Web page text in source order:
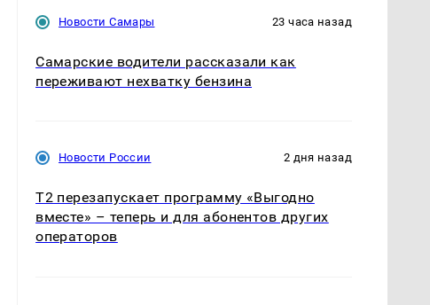
Новости Самары 23 часа назад
Самарские водители рассказали как
переживают нехватку бензина
Новости России 2 дня назад
Т2 перезапускает программу «Выгодно
вместе» – теперь и для абонентов других
операторов